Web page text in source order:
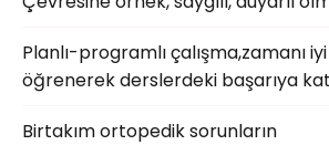
Planlı-programlı çalışma,zamanı
öğrenerek derslerdeki başarıya
Birtakım ortopedik sorunların